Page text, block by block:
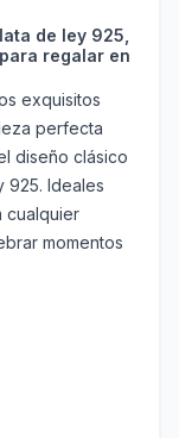
de ley 925,
regalar en
exquisitos
perfecta
diseño clásico
925. Ideales
cualquier
momentos